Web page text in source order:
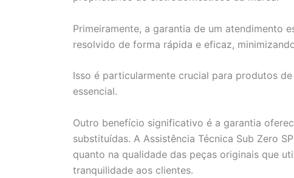
Primeiramente, a garantia de um atendimento
resolvido de forma rápida e eficaz,
Isso é particularmente crucial para produtos
essencial.
Outro benefício significativo é a garantia
substituídas. A Assistência Técnica Sub Zero
quanto na qualidade das peças originais que
tranquilidade aos clientes.